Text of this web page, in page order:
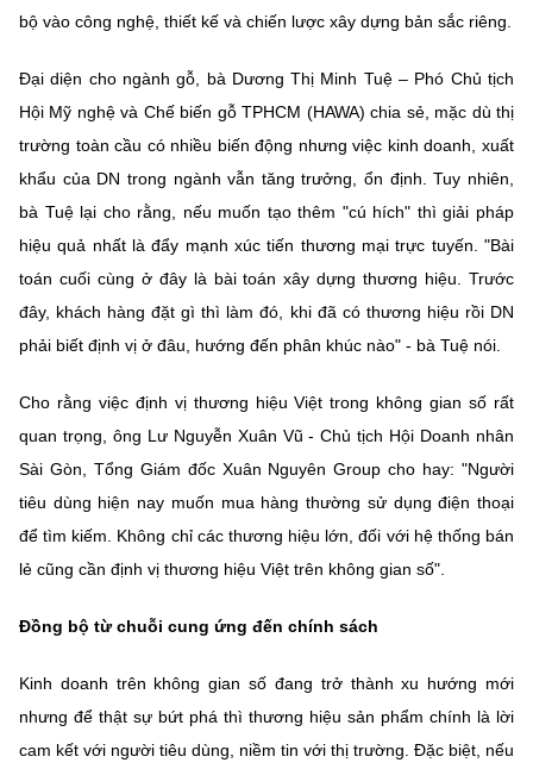
bộ vào công nghệ, thiết kế và chiến lược xây dựng bản sắc riêng.
Đại diện cho ngành gỗ, bà Dương Thị Minh Tuệ – Phó Chủ tịch
Hội Mỹ nghệ và Chế biến gỗ TPHCM (HAWA) chia sẻ, mặc dù thị
trường toàn cầu có nhiều biến động nhưng việc kinh doanh, xuất
khẩu của DN trong ngành vẫn tăng trưởng, ổn định. Tuy nhiên,
bà Tuệ lại cho rằng, nếu muốn tạo thêm "cú hích" thì giải pháp
hiệu quả nhất là đẩy mạnh xúc tiến thương mại trực tuyến. "Bài
toán cuối cùng ở đây là bài toán xây dựng thương hiệu. Trước
đây, khách hàng đặt gì thì làm đó, khi đã có thương hiệu rồi DN
phải biết định vị ở đâu, hướng đến phân khúc nào" - bà Tuệ nói.
Cho rằng việc định vị thương hiệu Việt trong không gian số rất
quan trọng, ông Lư Nguyễn Xuân Vũ - Chủ tịch Hội Doanh nhân
Sài Gòn, Tổng Giám đốc Xuân Nguyên Group cho hay: "Người
tiêu dùng hiện nay muốn mua hàng thường sử dụng điện thoại
để tìm kiếm. Không chỉ các thương hiệu lớn, đối với hệ thống bán
lẻ cũng cần định vị thương hiệu Việt trên không gian số".
Đồng bộ từ chuỗi cung ứng đến chính sách
Kinh doanh trên không gian số đang trở thành xu hướng mới
nhưng để thật sự bứt phá thì thương hiệu sản phẩm chính là lời
cam kết với người tiêu dùng, niềm tin với thị trường. Đặc biệt, nếu